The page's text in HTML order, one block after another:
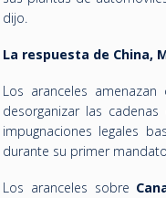
dijo.
La respuesta de China,
Los aranceles
desorganizar las
impugnaciones legales
durante su primer
Los aranceles sobre